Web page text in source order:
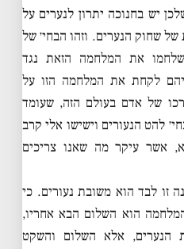
יש בחנוכה יתרון לנערים על
של שחוק הנערים. וזהו הבחי׳ של
את המלחמה הזאת נגד
לקחת את המלחמה הזו על
של אדם בעולם הזה, שעומד
להט הנעורים וישישו אלי קרב
אשר עיקר מה שאנו צריכים
זו לבד הוא משובת נעורים. כי
הוא השלום הבא אחריו,
הנערים, אלא השלום והשקט